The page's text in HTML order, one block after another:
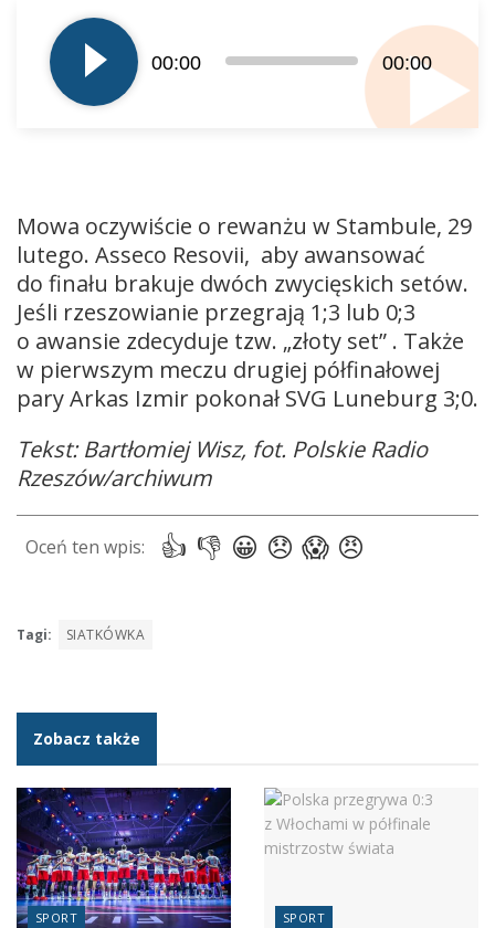
plików
dźwiękowych
00:00 00:00
Mowa oczywiście o rewanżu w Stambule, 29
lutego. Asseco Resovii, aby awansować
do finału brakuje dwóch zwycięskich setów.
Jeśli rzeszowianie przegrają 1;3 lub 0;3
o awansie zdecyduje tzw. „złoty set” . Także
w pierwszym meczu drugiej półfinałowej
pary Arkas Izmir pokonał SVG Luneburg 3;0.
Tekst: Bartłomiej Wisz, fot. Polskie Radio
Rzeszów/archiwum
Tagi: SIATKÓWKA
Zobacz także
SPORT SPORT